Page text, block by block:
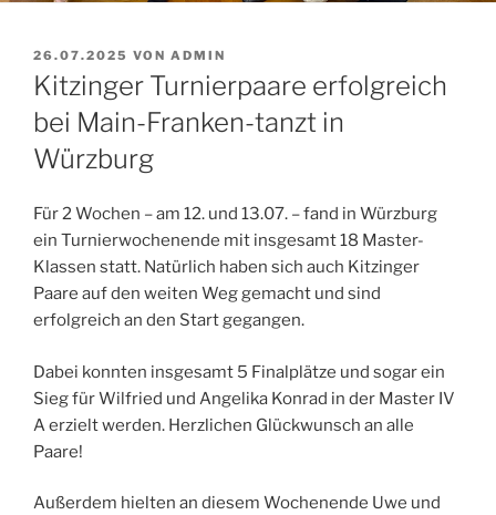
VERÖFFENTLICHT
AM
26.07.2025 VON ADMIN
Kitzinger Turnierpaare erfolgreich
bei Main-Franken-tanzt in
Würzburg
Für 2 Wochen – am 12. und 13.07. – fand in Würzburg
ein Turnierwochenende mit insgesamt 18 Master-
Klassen statt. Natürlich haben sich auch Kitzinger
Paare auf den weiten Weg gemacht und sind
erfolgreich an den Start gegangen.
Dabei konnten insgesamt 5 Finalplätze und sogar ein
Sieg für Wilfried und Angelika Konrad in der Master IV
A erzielt werden. Herzlichen Glückwunsch an alle
Paare!
Außerdem hielten an diesem Wochenende Uwe und